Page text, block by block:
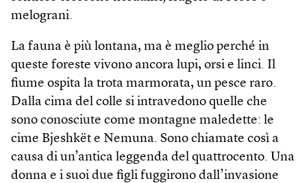
melograni.
La fauna è più lontana, ma è meglio perché in
queste foreste vivono ancora lupi, orsi e linci. Il
fiume ospita la trota marmorata, un pesce raro.
Dalla cima del colle si intravedono quelle che
sono conosciute come montagne maledette: le
cime Bjeshkët e Nemuna. Sono chiamate così a
causa di un’antica leggenda del quattrocento. Una
donna e i suoi due figli fuggirono dall’invasione